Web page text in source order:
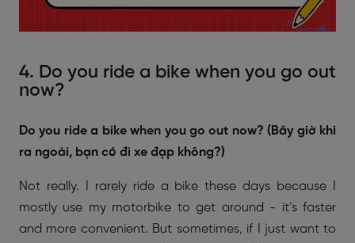
4. Do you ride a bike when you go out
now?
Do you ride a bike when you go out now? (Bây giờ khi
ra ngoài, bạn có đi xe đạp không?)
Not really. I rarely ride a bike these days because I
mostly use my motorbike to get around - it’s faster
and more convenient. But sometimes, if I just want to